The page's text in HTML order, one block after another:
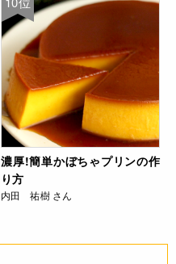
濃厚!簡単かぼちゃプリンの作
り方
内田 祐樹 さん